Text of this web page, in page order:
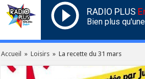
RADIO PLUS
Bien plus
Accueil » Loisirs » La recette du 31 mars